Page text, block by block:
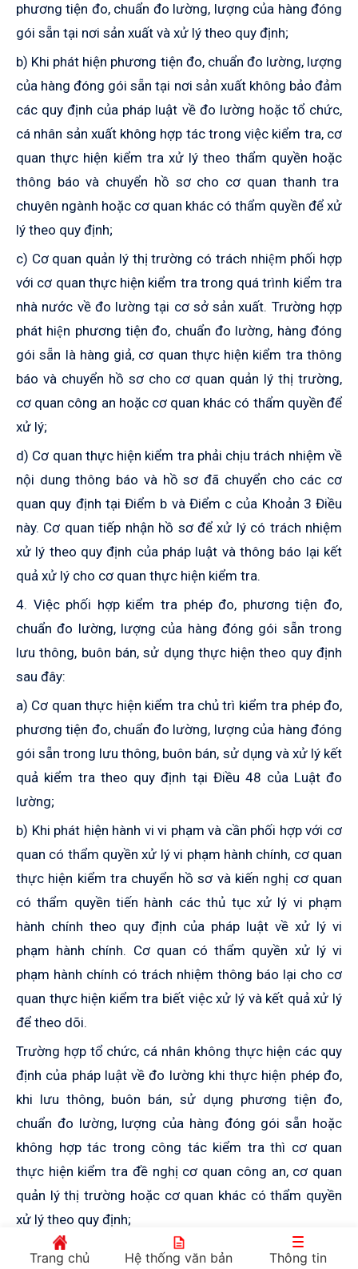
phương tiện đo, chuẩn đo lường, lượng của hàng đóng
gói sẵn tại nơi sản xuất và xử lý theo quy định;
b) Khi phát hiện phương tiện đo, chuẩn đo lường, lượng
của hàng đóng gói sẵn tại nơi sản xuất không bảo đảm
các quy định của pháp luật về đo lường hoặc tổ chức,
cá nhân sản xuất không hợp tác trong việc kiểm tra, cơ
quan thực hiện kiểm tra xử lý theo thẩm quyền hoặc
thông báo và chuyển hồ sơ cho cơ quan thanh tra
chuyên ngành hoặc cơ quan khác có thẩm quyền để xử
lý theo quy định;
c) Cơ quan quản lý thị trường có trách nhiệm phối hợp
với cơ quan thực hiện kiểm tra trong quá trình kiểm tra
nhà nước về đo lường tại cơ sở sản xuất. Trường hợp
phát hiện phương tiện đo, chuẩn đo lường, hàng đóng
gói sẵn là hàng giả, cơ quan thực hiện kiểm tra thông
báo và chuyển hồ sơ cho cơ quan quản lý thị trường,
cơ quan công an hoặc cơ quan khác có thẩm quyền để
xử lý;
d) Cơ quan thực hiện kiểm tra phải chịu trách nhiệm về
nội dung thông báo và hồ sơ đã chuyển cho các cơ
quan quy định tại Điểm b và Điểm c của Khoản 3 Điều
này. Cơ quan tiếp nhận hồ sơ để xử lý có trách nhiệm
xử lý theo quy định của pháp luật và thông báo lại kết
quả xử lý cho cơ quan thực hiện kiểm tra.
4. Việc phối hợp kiểm tra phép đo, phương tiện đo,
chuẩn đo lường, lượng của hàng đóng gói sẵn trong
lưu thông, buôn bán, sử dụng thực hiện theo quy định
sau đây:
a) Cơ quan thực hiện kiểm tra chủ trì kiểm tra phép đo,
phương tiện đo, chuẩn đo lường, lượng của hàng đóng
gói sẵn trong lưu thông, buôn bán, sử dụng và xử lý kết
quả kiểm tra theo quy định tại Điều 48 của Luật đo
lường;
b) Khi phát hiện hành vivi phạm và cần phối hợp với cơ
quan có thẩm quyền xử lý vi phạm hành chính, cơ quan
thực hiện kiểm tra chuyển hồ sơ và kiến nghị cơ quan
có thẩm quyền tiến hành các thủ tục xử lý vi phạm
hành chính theo quy định của pháp luật về xử lý vi
phạm hành chính. Cơ quan có thẩm quyền xử lý vi
phạm hành chính có trách nhiệm thông báo lại cho cơ
quan thực hiện kiểm tra biết việc xử lý và kết quả xử lý
để theo dõi.
Trường hợp tổ chức, cá nhân không thực hiện các quy
định của pháp luật về đo lường khi thực hiện phép đo,
khi lưu thông, buôn bán, sử dụng phương tiện đo,
chuẩn đo lường, lượng của hàng đóng gói sẵn hoặc
không hợp tác trong công tác kiểm tra thì cơ quan
thực hiện kiểm tra đề nghị cơ quan công an, cơ quan
quản lý thị trường hoặc cơ quan khác có thẩm quyền
xử lý theo quy định;
) Cơ quan
uản lý thị trường phối hợp với cơ quan
Trang chủ Hệ thống văn bản Thông tin